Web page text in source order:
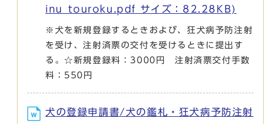
inu_touroku.pdf サイズ：82.28KB)
※犬を新規登録するときおよび、狂犬病予防注射
を受け、注射済票の交付を受けるときに提出す
る。☆新規登録料：3000円 注射済票交付手数
料：550円
犬の登録申請書/犬の鑑札・狂犬病予防注射